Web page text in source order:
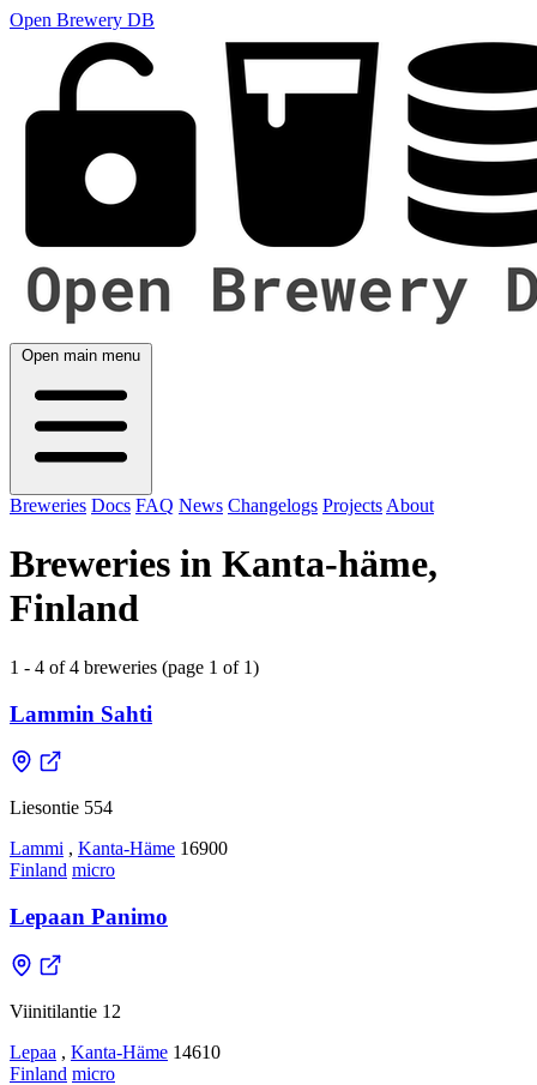
Open Brewery DB
Open main menu
Breweries Docs FAQ News Changelogs Projects About
Breweries in Kanta-häme,
Finland
1 - 4 of 4 breweries (page 1 of 1)
Lammin Sahti
Liesontie 554
Lammi , Kanta-Häme 16900
Finland micro
Lepaan Panimo
Viinitilantie 12
Lepaa , Kanta-Häme 14610
Finland micro